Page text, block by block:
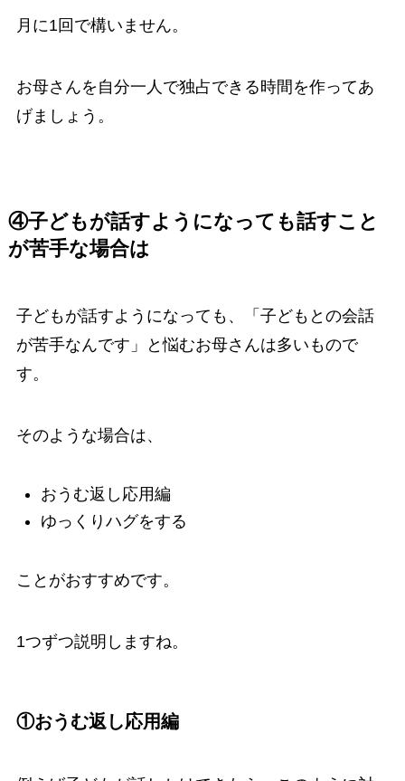
月に1回で構いません。
お母さんを自分一人で独占できる時間を作ってあ
げましょう。
④子どもが話すようになっても話すこと
が苦手な場合は
子どもが話すようになっても、「子どもとの会話
が苦手なんです」と悩むお母さんは多いもので
す。
そのような場合は、
おうむ返し応用編
ゆっくりハグをする
ことがおすすめです。
1つずつ説明しますね。
①おうむ返し応用編